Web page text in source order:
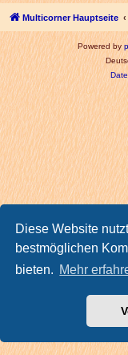
Diese Website
bestmöglichen
bieten. Mehr
Multicorner Hauptseite
Powered by